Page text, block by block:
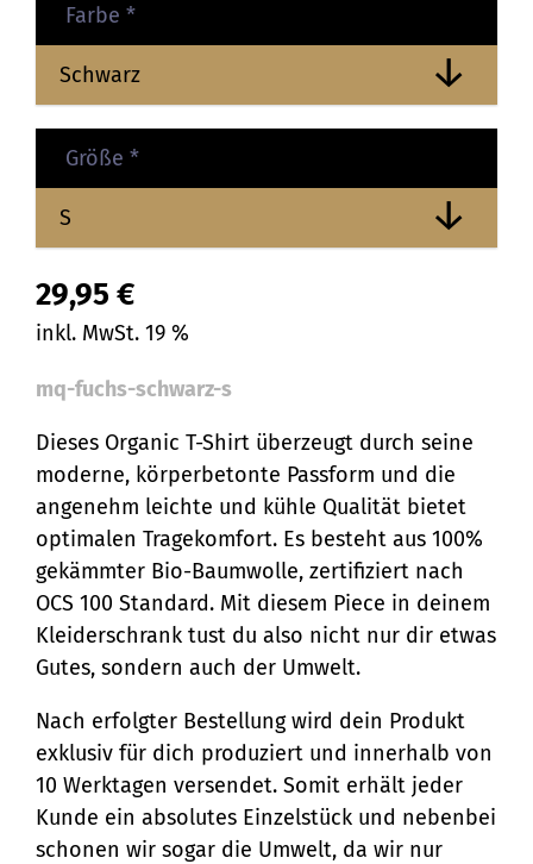
Farbe *
Größe *
29,95 €
inkl. MwSt. 19 %
mq-fuchs-schwarz-s
Dieses Organic T-Shirt überzeugt durch seine
moderne, körperbetonte Passform und die
angenehm leichte und kühle Qualität bietet
optimalen Tragekomfort. Es besteht aus 100%
gekämmter Bio-Baumwolle, zertifiziert nach
OCS 100 Standard. Mit diesem Piece in deinem
Kleiderschrank tust du also nicht nur dir etwas
Gutes, sondern auch der Umwelt.
Nach erfolgter Bestellung wird dein Produkt
exklusiv für dich produziert und innerhalb von
10 Werktagen versendet. Somit erhält jeder
Kunde ein absolutes Einzelstück und nebenbei
schonen wir sogar die Umwelt, da wir nur